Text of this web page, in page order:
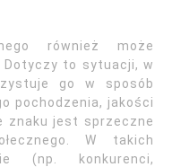
również może
Dotyczy to sytuacji, w
go w sposób
pochodzenia, jakości
znaku jest sprzeczne
W takich
(np. konkurenci,